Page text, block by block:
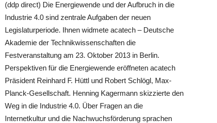
(ddp direct) Die Energiewende und der Aufbruch in die
Industrie 4.0 sind zentrale Aufgaben der neuen
Legislaturperiode. Ihnen widmete acatech – Deutsche
Akademie der Technikwissenschaften die
Festveranstaltung am 23. Oktober 2013 in Berlin.
Perspektiven für die Energiewende eröffneten acatech
Präsident Reinhard F. Hüttl und Robert Schlögl, Max-
Planck-Gesellschaft. Henning Kagermann skizzierte den
Weg in die Industrie 4.0. Über Fragen an die
Internetkultur und die Nachwuchsförderung sprachen